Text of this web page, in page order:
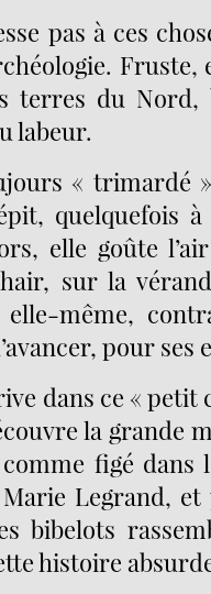
pas à ces
Fruste,
terres du Nord,
labeur.
« trimardé
quelquefois
elle goûte
sur la
même,
pour ses
dans ce « petit
la grande
figé dans
Legrand,
bibelots
histoire